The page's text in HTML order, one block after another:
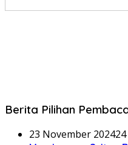
Berita Pilihan
23 November 2024